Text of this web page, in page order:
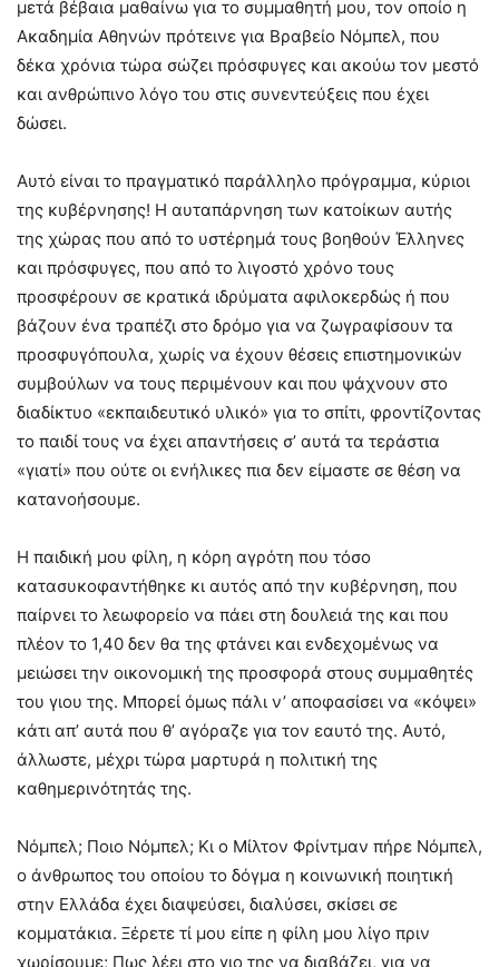
μετά βέβαια μαθαίνω για το συμμαθητή μου, τον οποίο η
Ακαδημία Αθηνών πρότεινε για Βραβείο Νόμπελ, που
δέκα χρόνια τώρα σώζει πρόσφυγες και ακούω τον μεστό
και ανθρώπινο λόγο του στις συνεντεύξεις που έχει
δώσει.
Αυτό είναι το πραγματικό παράλληλο πρόγραμμα, κύριοι
της κυβέρνησης! Η αυταπάρνηση των κατοίκων αυτής
της χώρας που από το υστέρημά τους βοηθούν Έλληνες
και πρόσφυγες, που από το λιγοστό χρόνο τους
προσφέρουν σε κρατικά ιδρύματα αφιλοκερδώς ή που
βάζουν ένα τραπέζι στο δρόμο για να ζωγραφίσουν τα
προσφυγόπουλα, χωρίς να έχουν θέσεις επιστημονικών
συμβούλων να τους περιμένουν και που ψάχνουν στο
διαδίκτυο «εκπαιδευτικό υλικό» για το σπίτι, φροντίζοντας
το παιδί τους να έχει απαντήσεις σ’ αυτά τα τεράστια
«γιατί» που ούτε οι ενήλικες πια δεν είμαστε σε θέση να
κατανοήσουμε.
Η παιδική μου φίλη, η κόρη αγρότη που τόσο
κατασυκοφαντήθηκε κι αυτός από την κυβέρνηση, που
παίρνει το λεωφορείο να πάει στη δουλειά της και που
πλέον το 1,40 δεν θα της φτάνει και ενδεχομένως να
μειώσει την οικονομική της προσφορά στους συμμαθητές
του γιου της. Μπορεί όμως πάλι ν’ αποφασίσει να «κόψει»
κάτι απ’ αυτά που θ’ αγόραζε για τον εαυτό της. Αυτό,
άλλωστε, μέχρι τώρα μαρτυρά η πολιτική της
καθημερινότητάς της.
Νόμπελ; Ποιο Νόμπελ; Κι ο Μίλτον Φρίντμαν πήρε Νόμπελ,
ο άνθρωπος του οποίου το δόγμα η κοινωνική ποιητική
στην Ελλάδα έχει διαψεύσει, διαλύσει, σκίσει σε
κομματάκια. Ξέρετε τί μου είπε η φίλη μου λίγο πριν
χωρίσουμε; Πως λέει στο γιο της να διαβάζει, για να